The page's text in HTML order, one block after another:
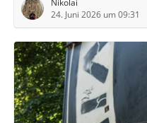
Nikolai
24. Juni 2026 um 09:31